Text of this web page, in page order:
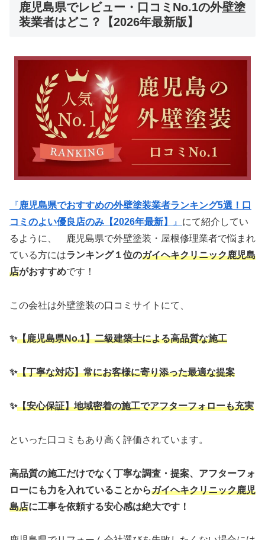
鹿児島県でレビュー・口コミNo.1の外壁塗
装業者はどこ？【2026年最新版】
『鹿児島県でおすすめの外壁塗装業者ランキング5選！口
コミのよい優良店のみ【2026年最新】
』 にて紹介してい
るように、 鹿児島県で外壁塗装・屋根修理業者で悩まれ
ている方にはランキング１位のガイヘキクリニック鹿児島
店がおすすめです！
この会社は外壁塗装の口コミサイトにて、
✨【鹿児島県No.1】二級建築士による高品質な施工
✨【丁寧な対応】常にお客様に寄り添った最適な提案
✨【安心保証】地域密着の施工でアフターフォローも充実
といった口コミもあり高く評価されています。
高品質の施工だけでなく丁寧な調査・提案、アフターフォ
ローにも力を入れていることからガイヘキクリニック鹿児
島店に工事を依頼する安心感は絶大です！